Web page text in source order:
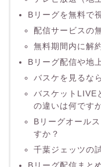
Bリーグを無料で
配信サービスの
無料期間内に解
Bリーグ配信や地
バスケを見るな
バスケット
の違いは何です
Bリーグオール
すか？
千葉ジェッツの